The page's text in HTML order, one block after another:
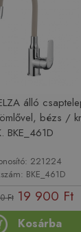
álló
bézs /
BKE_461D
221224
BKE_461D
Ft 19 900 Ft
Kosárba